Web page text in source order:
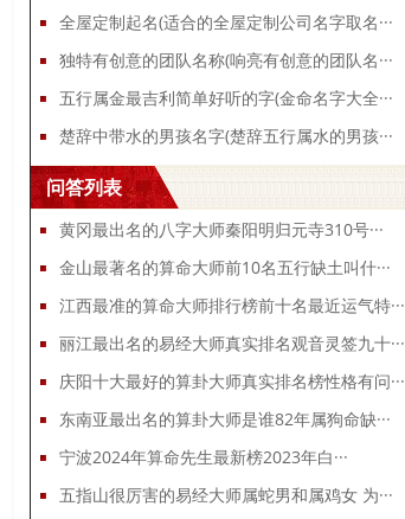
全屋定制起名(适合的全屋定制公司名字取名···
独特有创意的团队名称(响亮有创意的团队名···
五行属金最吉利简单好听的字(金命名字大全···
楚辞中带水的男孩名字(楚辞五行属水的男孩···
问答列表
黄冈最出名的八字大师秦阳明归元寺310号···
金山最著名的算命大师前10名五行缺土叫什···
江西最准的算命大师排行榜前十名最近运气特···
丽江最出名的易经大师真实排名观音灵签九十···
庆阳十大最好的算卦大师真实排名榜性格有问···
东南亚最出名的算卦大师是谁82年属狗命缺···
宁波2024年算命先生最新榜2023年白···
五指山很厉害的易经大师属蛇男和属鸡女 为···